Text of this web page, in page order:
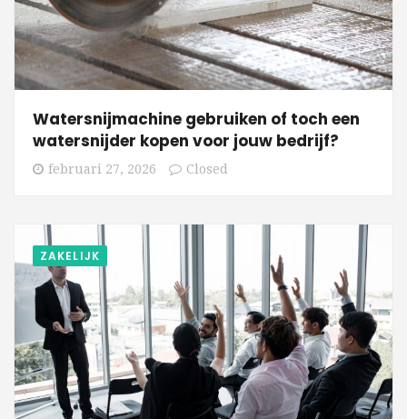
Watersnijmachine gebruiken of toch een
watersnijder kopen voor jouw bedrijf?
februari 27, 2026 Closed
ZAKELIJK